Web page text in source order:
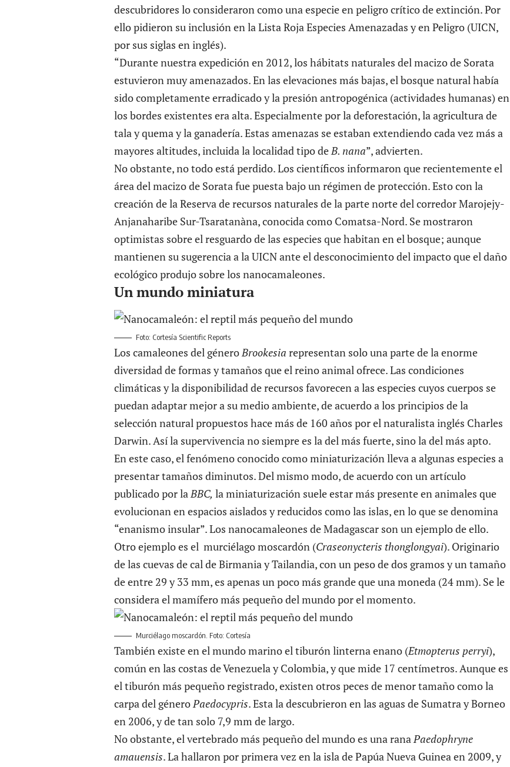
descubridores lo consideraron como una especie en peligro crítico de extinción. Por
ello pidieron su inclusión en la Lista Roja Especies Amenazadas y en Peligro (UICN,
por sus siglas en inglés).
“Durante nuestra expedición en 2012, los hábitats naturales del macizo de Sorata
estuvieron muy amenazados. En las elevaciones más bajas, el bosque natural había
sido completamente erradicado y la presión antropogénica (actividades humanas) en
los bordes existentes era alta. Especialmente por la deforestación, la agricultura de
tala y quema y la ganadería. Estas amenazas se estaban extendiendo cada vez más a
mayores altitudes, incluida la localidad tipo deB. nana”, advierten.
No obstante, no todo está perdido. Los científicos informaron que recientemente el
área del macizo de Sorata fue puesta bajo un régimen de protección. Esto con la
creación de la Reserva de recursos naturales de la parte norte del corredor Marojejy-
Anjanaharibe Sur-Tsaratanàna, conocida como Comatsa-Nord. Se mostraron
optimistas sobre el resguardo de las especies que habitan en el bosque; aunque
mantienen su sugerencia a la UICN ante el desconocimiento del impacto que el daño
ecológico produjo sobre los nanocamaleones.
Un mundo miniatura
Foto: Cortesía Scientific Reports
Los camaleones del géneroBrookesia representan solo una parte de la enorme
diversidad de formas y tamaños que el reino animal ofrece. Las condiciones
climáticas y la disponibilidad de recursos favorecen a las especies cuyos cuerpos se
puedan adaptar mejor a su medio ambiente, de acuerdo a los principios de la
selección natural propuestos hace más de 160 años por el naturalista inglés Charles
Darwin. Así la supervivencia no siempre es la del más fuerte, sino la del más apto.
En este caso, el fenómeno conocido como miniaturización lleva a algunas especies a
presentar tamaños diminutos. Del mismo modo, de acuerdo con un artículo
publicado por laBBC, la miniaturización suele estar más presente enanimales que
evolucionan en espacios aislados y reducidos como las islas, en lo que se denomina
“enanismo insular”. Los nanocamaleones de Madagascar son un ejemplo de ello.
Otro ejemplo es el murciélago moscardón (Craseonycteris thonglongyai). Originario
de las cuevas de cal de Birmania y Tailandia, con un peso de dos gramos y un tamaño
de entre 29 y 33 mm, es apenas un poco más grande que una moneda (24 mm). Se le
considera el mamífero más pequeño del mundo por el momento.
Murciélago moscardón. Foto: Cortesía
También existe en el mundo marino el tiburón linterna enano (Etmopterus perryi),
común en las costas de Venezuela y Colombia, y que mide 17 centímetros. Aunque es
el tiburón más pequeño registrado, existen otros peces de menor tamaño como la
carpa del géneroPaedocypris. Esta la descubrieron en las aguas de Sumatra y Borneo
en 2006, y de tan solo 7,9 mm de largo.
No obstante, el vertebrado más pequeño del mundo es una ranaPaedophryne
amauensis. La hallaron por primera vez en la isla de Papúa Nueva Guinea en 2009, y